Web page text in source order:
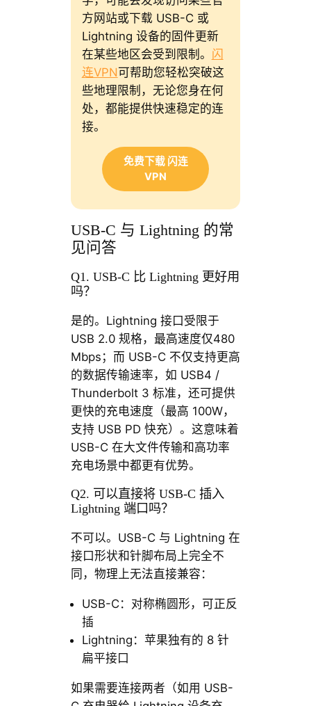
方网站或下载 USB-C 或
Lightning 设备的固件更新
在某些地区会受到限制。 闪
连VPN可帮助您轻松突破这
些地理限制，无论您身在何
处，都能提供快速稳定的连
接。
免费下载 闪连
VPN
USB-C 与 Lightning 的常
见问答
Q1. USB-C 比 Lightning 更好用
吗？
是的。Lightning 接口受限于
USB 2.0 规格，最高速度仅480
Mbps；而 USB-C 不仅支持更高
的数据传输速率，如 USB4 /
Thunderbolt 3 标准，还可提供
更快的充电速度（最高 100W，
支持 USB PD 快充）。这意味着
USB-C 在大文件传输和高功率
充电场景中都更有优势。
Q2. 可以直接将 USB-C 插入
Lightning 端口吗？
不可以。USB-C 与 Lightning 在
接口形状和针脚布局上完全不
同，物理上无法直接兼容：
USB-C：对称椭圆形，可正反
插
Lightning：苹果独有的 8 针
扁平接口
如果需要连接两者（如用 USB-